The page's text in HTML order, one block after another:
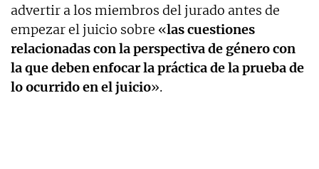
advertir a los miembros del jurado antes de
empezar el juicio sobre «lascuestiones
relacionadas con la perspectiva de género con
la que deben enfocar la práctica de la pruebade
lo ocurrido en el juicio».